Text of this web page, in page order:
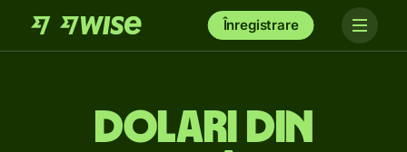
Înregistrare
Dolari din